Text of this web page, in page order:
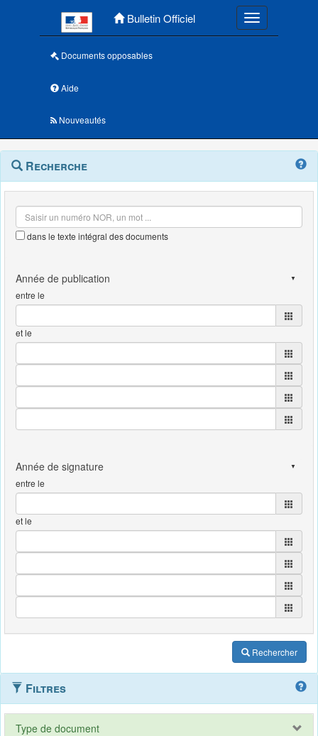
Bulletin Officiel Toggle
Documents opposables
Aide
Nouveautés
Navigation
outils
Menu
contextuel
Recherche
dans le texte intégral des documents
entre le
et le
entre le
et le
Rechercher
Filtres
Type de document